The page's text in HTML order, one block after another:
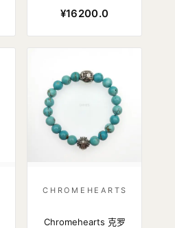
¥16200.0
CHROMEHEARTS
Chromehearts 克罗